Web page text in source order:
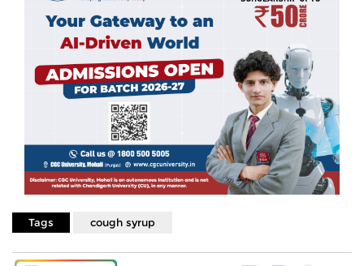
Tags cough syrup